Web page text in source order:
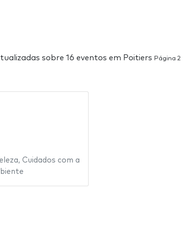
sobre 16 eventos em Poitiers Página 2
, Cuidados com a